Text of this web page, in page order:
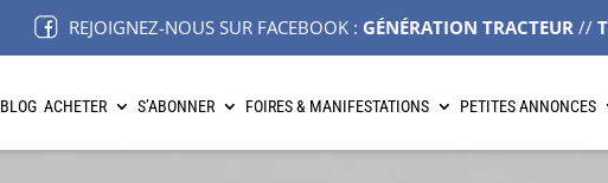
REJOIGNEZ-NOUS SUR FACEBOOK : GÉNÉRATION TRACTEUR//
BLOG ACHETER S’ABONNER FOIRES & MANIFESTATIONS PETITES ANNONCES